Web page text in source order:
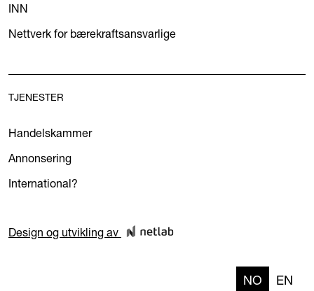
INN
Nettverk for bærekraftsansvarlige
TJENESTER
Handelskammer
Annonsering
International?
Design og utvikling av
NO EN